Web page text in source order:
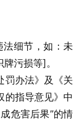
细节，如：未
污损等]。
罚办法》及《关
的指导意见》中
危害后果”的情